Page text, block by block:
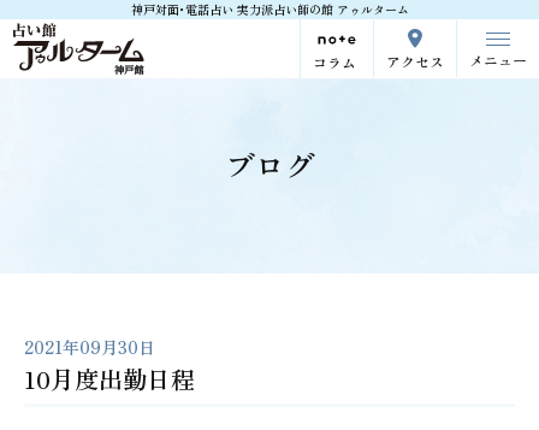
神戸対面･電話占い 実力派占い師の館 アゥルターム
コラム アクセス メニュー
ブログ
2021年09月30日
10月度出勤日程